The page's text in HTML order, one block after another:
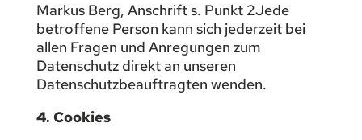
Markus Berg, Anschrift s. Punkt 2Jede
betroffene Person kann sich jederzeit bei
allen Fragen und Anregungen zum
Datenschutz direkt an unseren
Datenschutzbeauftragten wenden.
4. Cookies